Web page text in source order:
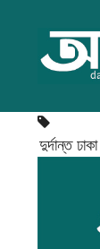
দুর্দান্ত ঢাকা